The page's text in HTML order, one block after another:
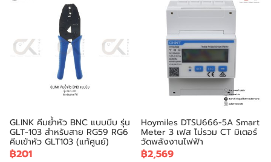
GLINK คีมย้ำหัว BNC แบบบีบ รุ่น
GLT-103 สำหรับสาย RG59 RG6
คีมเข้าหัว GLT103 (แท้ศูนย์)
฿201
Hoymiles DTSU666-5A Smart
Meter 3 เฟส ไม่รวม CT มิเตอร์
วัดพลังงานไฟฟ้า
฿2,569